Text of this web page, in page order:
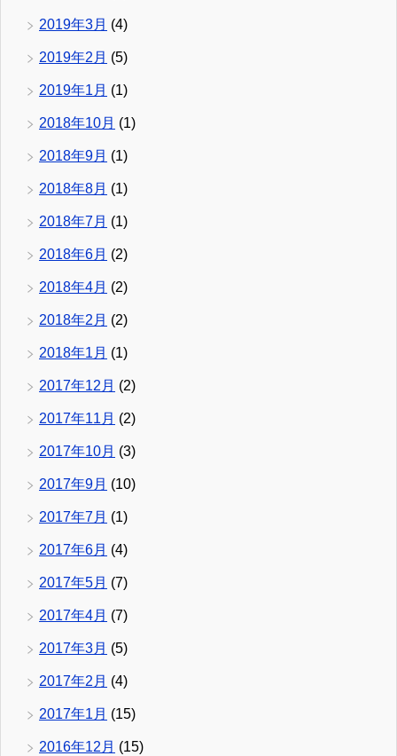
2019年3月 (4)
2019年2月 (5)
2019年1月 (1)
2018年10月 (1)
2018年9月 (1)
2018年8月 (1)
2018年7月 (1)
2018年6月 (2)
2018年4月 (2)
2018年2月 (2)
2018年1月 (1)
2017年12月 (2)
2017年11月 (2)
2017年10月 (3)
2017年9月 (10)
2017年7月 (1)
2017年6月 (4)
2017年5月 (7)
2017年4月 (7)
2017年3月 (5)
2017年2月 (4)
2017年1月 (15)
2016年12月 (15)